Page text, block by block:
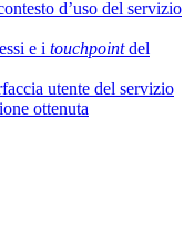
d’uso del servizio
e i touchpointdel
utente del servizio
ottenuta